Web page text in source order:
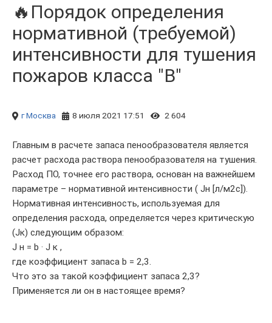
🔥Порядок определения
нормативной (требуемой)
интенсивности для тушения
пожаров класса "B"
г Москва 8 июля 2021 17:51 2 604
Главным в расчете запаса пенообразователя является
расчет расхода раствора пенообразователя на тушения.
Расход ПО, точнее его раствора, основан на важнейшем
параметре – нормативной интенсивности ( Jн [л/м2с]).
Нормативная интенсивность, используемая для
определения расхода, определяется через критическую
(Jк) следующим образом:
J н = b · J к ,
где коэффициент запаса b = 2,3.
Что это за такой коэффициент запаса 2,3?
Применяется ли он в настоящее время?